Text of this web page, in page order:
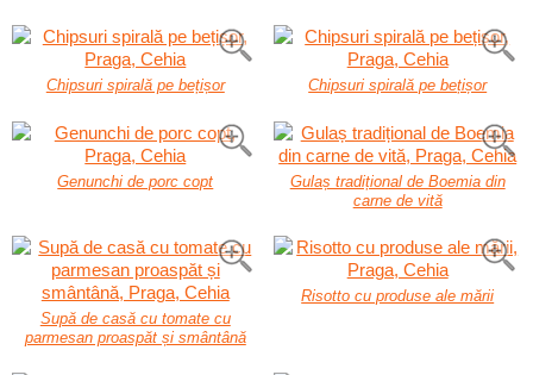
Chipsuri spirală pe bețișor Chipsuri spirală pe bețișor
Genunchi de porc copt
Gulaș tradițional de Boemia din
carne de vită
Supă de casă cu tomate cu
parmesan proaspăt și smântână
Risotto cu produse ale mării